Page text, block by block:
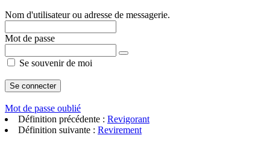
Nom d'utilisateur ou adresse de messagerie.
Mot de passe
Se souvenir de moi
Mot de passe oublié
Définition précédente : Revigorant
Définition suivante : Revirement